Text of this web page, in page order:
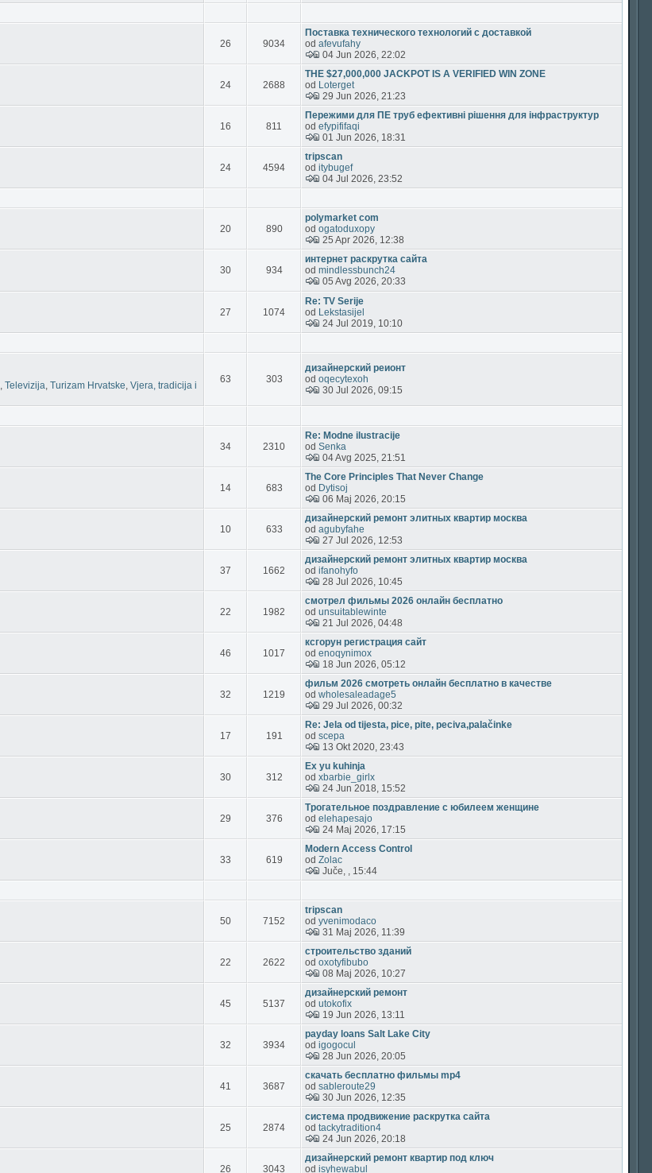
26 9034
Поставка технического технологий с доставкой
od afevufahy
04 Jun 2026, 22:02
24 2688
THE $27,000,000 JACKPOT IS A VERIFIED WIN ZONE
od Loterget
29 Jun 2026, 21:23
16 811
Пережими для ПЕ труб ефективні рішення для інфраструктур
od efypififaqi
01 Jun 2026, 18:31
24 4594
tripscan
od itybugef
04 Jul 2026, 23:52
20 890
polymarket com
od ogatoduxopy
25 Apr 2026, 12:38
30 934
интернет раскрутка сайта
od mindlessbunch24
05 Avg 2026, 20:33
27 1074
Re: TV Serije
od Lekstasijel
24 Jul 2019, 10:10
, Televizija, Turizam Hrvatske, Vjera, tradicija i
63 303
дизайнерский реионт
od oqecytexoh
30 Jul 2026, 09:15
34 2310
Re: Modne ilustracije
od Senka
04 Avg 2025, 21:51
14 683
The Core Principles That Never Change
od Dytisoj
06 Maj 2026, 20:15
10 633
дизайнерский ремонт элитных квартир москва
od agubyfahe
27 Jul 2026, 12:53
37 1662
дизайнерский ремонт элитных квартир москва
od ifanohyfo
28 Jul 2026, 10:45
22 1982
смотрел фильмы 2026 онлайн бесплатно
od unsuitablewinte
21 Jul 2026, 04:48
46 1017
ксгорун регистрация сайт
od enoqynimox
18 Jun 2026, 05:12
32 1219
фильм 2026 смотреть онлайн бесплатно в качестве
od wholesaleadage5
29 Jul 2026, 00:32
17 191
Re: Jela od tijesta, pice, pite, peciva,palačinke
od scepa
13 Okt 2020, 23:43
30 312
Ex yu kuhinja
od xbarbie_girlx
24 Jun 2018, 15:52
29 376
Трогательное поздравление с юбилеем женщине
od elehapesajo
24 Maj 2026, 17:15
33 619
Modern Access Control
od Zolac
Juče, , 15:44
50 7152
tripscan
od yvenimodaco
31 Maj 2026, 11:39
22 2622
строительство зданий
od oxotyfibubo
08 Maj 2026, 10:27
45 5137
дизайнерский ремонт
od utokofix
19 Jun 2026, 13:11
32 3934
payday loans Salt Lake City
od igogocul
28 Jun 2026, 20:05
41 3687
скачать бесплатно фильмы mp4
od sableroute29
30 Jun 2026, 12:35
25 2874
система продвижение раскрутка сайта
od tackytradition4
24 Jun 2026, 20:18
26 3043
дизайнерский ремонт квартир под ключ
od isyhewabul